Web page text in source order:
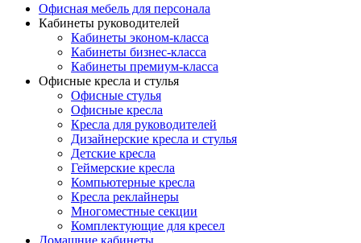
Офисная мебель для персонала
Кабинеты руководителей
Кабинеты эконом-класса
Кабинеты бизнес-класса
Кабинеты премиум-класса
Офисные кресла и стулья
Офисные стулья
Офисные кресла
Кресла для руководителей
Дизайнерские кресла и стулья
Детские кресла
Геймерские кресла
Компьютерные кресла
Кресла реклайнеры
Многоместные секции
Комплектующие для кресел
Домашние кабинеты